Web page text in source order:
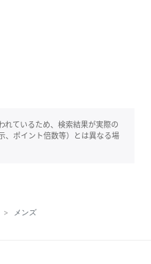
ているため、検索結果が実際の
、ポイント倍数等）とは異なる場
メンズ